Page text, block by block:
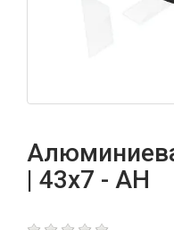
| 43х7 - АН